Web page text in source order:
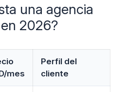
una agencia
2026?
mes
Perfil del
cliente